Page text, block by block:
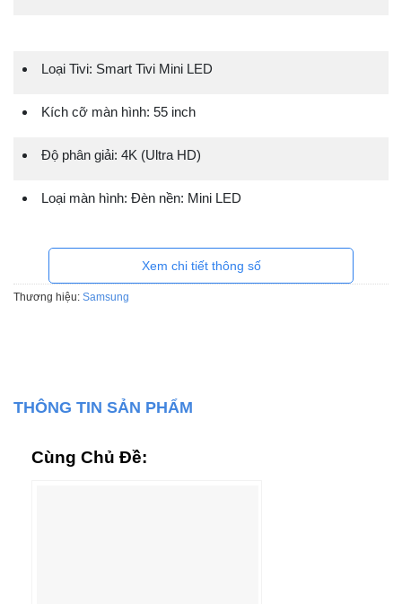
Loại Tivi: Smart Tivi Mini LED
Kích cỡ màn hình: 55 inch
Độ phân giải: 4K (Ultra HD)
Loại màn hình: Đèn nền: Mini LED
Xem chi tiết thông số
Thương hiệu: Samsung
THÔNG TIN SẢN PHẨM
Cùng Chủ Đề: